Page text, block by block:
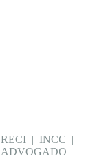
| INCC |